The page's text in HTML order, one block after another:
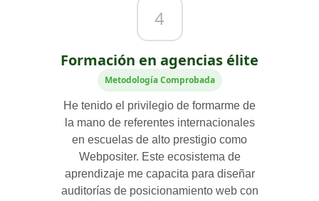
4
Formación en agencias élite
Metodología Comprobada
He tenido el privilegio de formarme de
la mano de referentes internacionales
en escuelas de alto prestigio como
Webpositer. Este ecosistema de
aprendizaje me capacita para diseñar
auditorías de posicionamiento web con